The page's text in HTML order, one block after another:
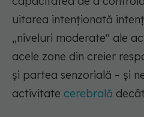
uitarea intenționată
„niveluri moderate" ale
acele zone din creier
și partea senzorială – și
activitate cerebrală